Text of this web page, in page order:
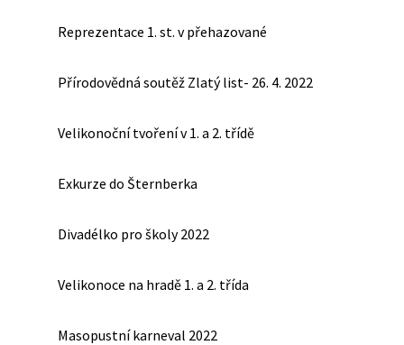
Reprezentace 1. st. v přehazované
Přírodovědná soutěž Zlatý list- 26. 4. 2022
Velikonoční tvoření v 1. a 2. třídě
Exkurze do Šternberka
Divadélko pro školy 2022
Velikonoce na hradě 1. a 2. třída
Masopustní karneval 2022